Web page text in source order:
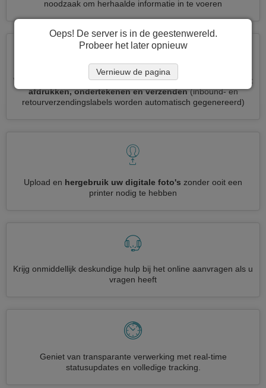
noodzaak om herhaalde informatie in te voeren
Verminder uw Togo visumaanvraag tot3 eenvoudige stappen:
afdrukken, ondertekenen en verzenden (inbound- en
retourverzendingslabels worden automatisch gegenereerd)
Upload en hergebruik uw digitale foto's zonder ooit een
printer nodig te hebben
Krijg onmiddellijk deskundige hulp bij het online aanvragen als u
vragen heeft
Geniet van transparante verwerking met real-time
statusupdates en volledige tracking.
Oeps! De server is in de geestenwereld.
Probeer het later opnieuw
Vernieuw de pagina